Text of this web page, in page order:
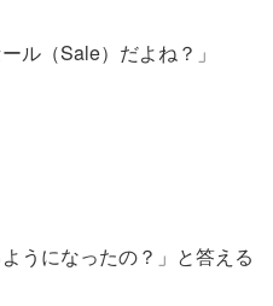
ル（Sale）だよね？」
うになったの？」と答える